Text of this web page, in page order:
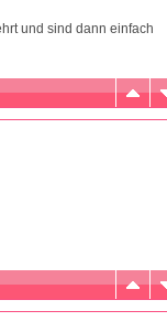
und sind dann einfach